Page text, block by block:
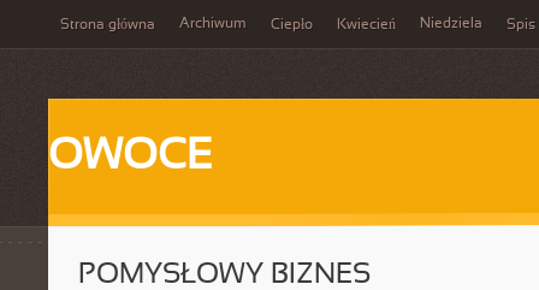
Strona główna Archiwum Ciepło Kwiecień Niedziela Spis
OWOCE
POMYSŁOWY BIZNES